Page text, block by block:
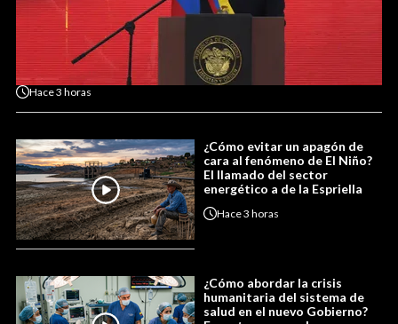
Hace3 horas
¿Cómo evitar un apagón de
cara al fenómeno de El Niño?
El llamado del sector
energético a de la Espriella
Hace3 horas
¿Cómo abordar la crisis
humanitaria del sistema de
salud en el nuevo Gobierno?